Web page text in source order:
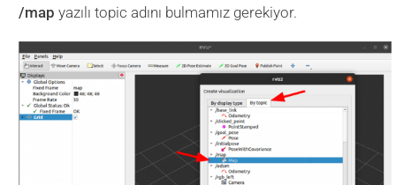
/map yazılı topic adını bulmamız gerekiyor.